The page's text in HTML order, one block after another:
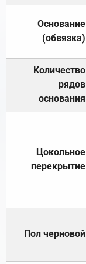
Основание
(обвязка)
Количество
рядов
основания
Цокольное
перекрытие
Пол черновой